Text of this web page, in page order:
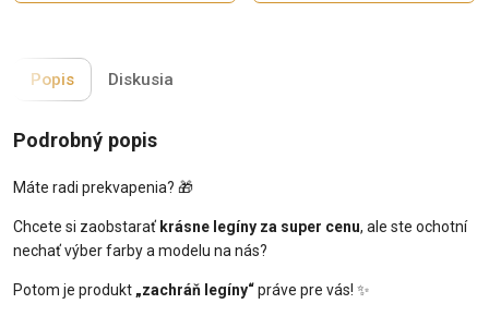
Popis Diskusia
Podrobný popis
Máte radi prekvapenia? 🎁
Chcete si zaobstarať krásne legíny za super cenu, ale ste ochotní
nechať výber farby a modelu na nás?
Potom je produkt „zachráň legíny“práve pre vás! ✨